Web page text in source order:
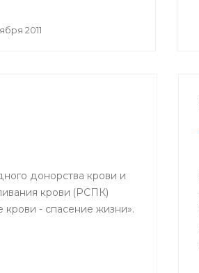
руководителя
с повесткой: «Об
ситуации
и ОРВИ и начале
2011
донорства крови и
крови (РСПК)
- спасение жизни».